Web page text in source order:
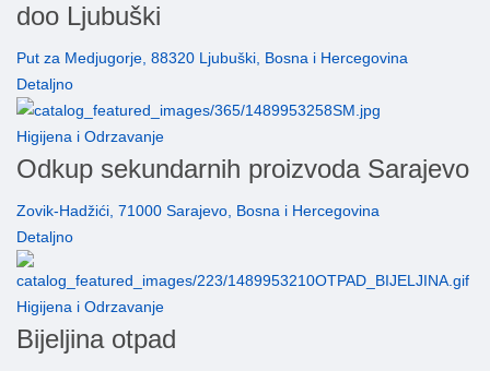
doo Ljubuški
Put za Medjugorje, 88320 Ljubuški, Bosna i Hercegovina
Detaljno
Higijena i Odrzavanje
Odkup sekundarnih proizvoda Sarajevo
Zovik-Hadžići, 71000 Sarajevo, Bosna i Hercegovina
Detaljno
Higijena i Odrzavanje
Bijeljina otpad